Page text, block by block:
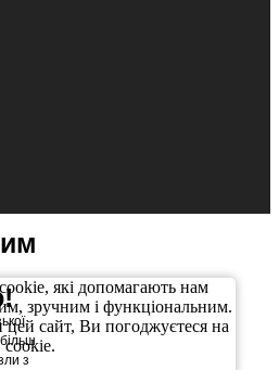
з
які допомагають нам
зручним і функціональним.
сайт, Ви погоджуєтеся на
cookie.